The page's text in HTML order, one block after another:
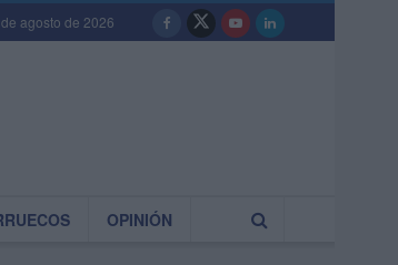
agosto de 2026
OPINIÓN